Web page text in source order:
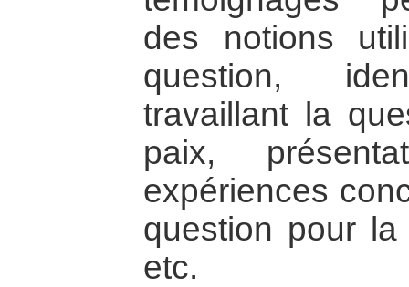
des notions
question,
travaillant la
paix,
expériences
question pour
etc.